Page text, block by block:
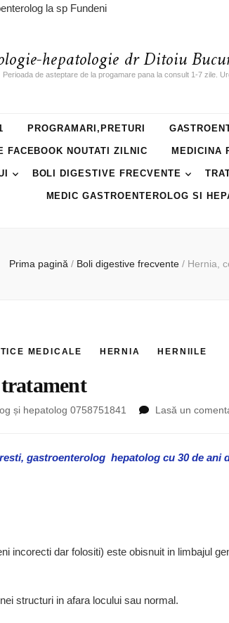
la sp Fundeni
hepatologie dr Ditoiu
Perioada de asteptare de la progamare pana la consult 1-7 zile.
PROGRAMARI,PRETURI
FACEBOOK NOUTATI ZILNIC MEDICINA
BOLI DIGESTIVE FRECVENTE
MEDIC GASTROENTEROLOG SI
Prima pagină / Boli digestive frecvente / Hernia,
MEDICALE HERNIA HERNIILE
și hepatolog 0758751841 Lasă un
gastroenterolog hepatolog cu 30 de ani
incorecti dar folositi) este obisnuit in limbajul
structuri in afara locului sau normal.